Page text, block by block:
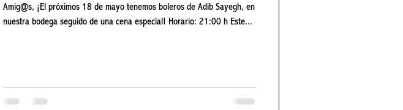
Amig@s, ¡El próximos 18 de mayo tenemos boleros de Adib Sayegh, en
nuestra bodega seguido de una cena especial! Horario: 21:00 h Este...